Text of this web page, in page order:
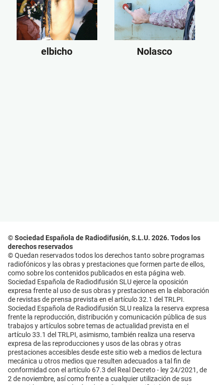
elbicho Nolasco
© Sociedad Española de Radiodifusión, S.L.U. 2026. Todos los
derechos reservados
© Quedan reservados todos los derechos tanto sobre programas
radiofónicos y las obras y prestaciones que formen parte de ellos,
como sobre los contenidos publicados en esta página web.
Sociedad Española de Radiodifusión SLU ejerce la oposición
expresa frente al uso de sus obras y prestaciones en la elaboración
de revistas de prensa prevista en el artículo 32.1 del TRLPI.
Sociedad Española de Radiodifusión SLU realiza la reserva expresa
frente la reproducción, distribución y comunicación pública de sus
trabajos y artículos sobre temas de actualidad prevista en el
artículo 33.1 del TRLPI, asimismo, también realiza una reserva
expresa de las reproducciones y usos de las obras y otras
prestaciones accesibles desde este sitio web a medios de lectura
mecánica u otros medios que resulten adecuados a tal fin de
conformidad con el artículo 67.3 del Real Decreto - ley 24/2021, de
2 de noviembre, así como frente a cualquier utilización de sus